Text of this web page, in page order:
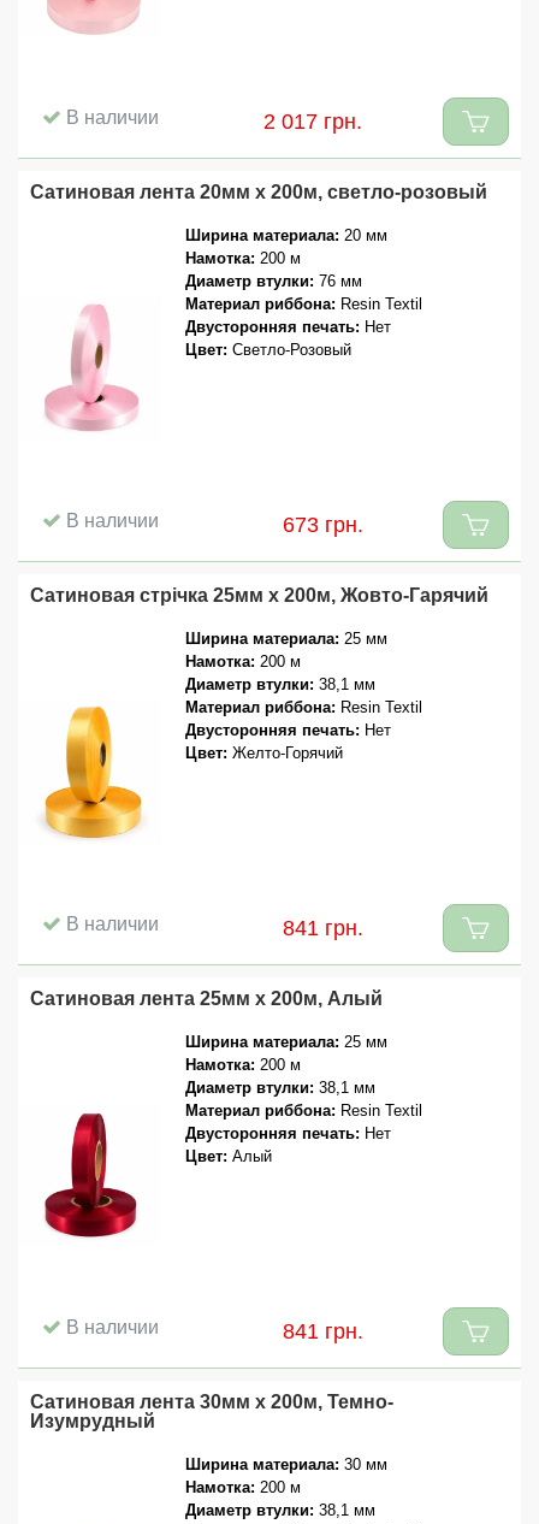
В наличии 2 017 грн.
Сатиновая лента 20мм x 200м, светло-розовый
Ширина материала: 20 мм
Намотка: 200 м
Диаметр втулки: 76 мм
Материал риббона: Resin Textil
Двусторонняя печать: Нет
Цвет: Светло-Розовый
В наличии 673 грн.
Сатиновая стрічка 25мм x 200м, Жовто-Гарячий
Ширина материала: 25 мм
Намотка: 200 м
Диаметр втулки: 38,1 мм
Материал риббона: Resin Textil
Двусторонняя печать: Нет
Цвет: Желто-Горячий
В наличии 841 грн.
Сатиновая лента 25мм x 200м, Алый
Ширина материала: 25 мм
Намотка: 200 м
Диаметр втулки: 38,1 мм
Материал риббона: Resin Textil
Двусторонняя печать: Нет
Цвет: Алый
В наличии 841 грн.
Сатиновая лента 30мм x 200м, Темно-
Изумрудный
Ширина материала: 30 мм
Намотка: 200 м
Диаметр втулки: 38,1 мм